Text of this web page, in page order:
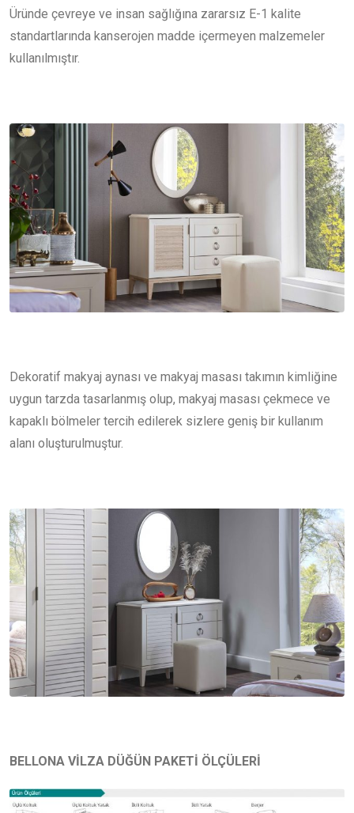
Üründe çevreye ve insan sağlığına zararsız E-1 kalite
standartlarında kanserojen madde içermeyen malzemeler
kullanılmıştır.
Dekoratif makyaj aynası ve makyaj masası takımın kimliğine
uygun tarzda tasarlanmış olup, makyaj masası çekmece ve
kapaklı bölmeler tercih edilerek sizlere geniş bir kullanım
alanı oluşturulmuştur.
BELLONA VİLZA DÜĞÜN PAKETİ ÖLÇÜLERİ